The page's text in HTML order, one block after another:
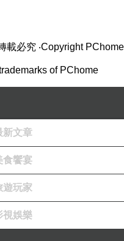
致使教育走味。
灣掙到更美好的明
實是始料未及。
補救，
生存而跑，
一個月來的研究進
，
力」，實在有點諷
載必究 ‧Copyright PChome
of PChome
新文章
食饗宴
遊玩家
視娛樂